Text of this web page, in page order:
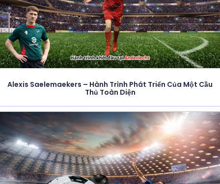
Alexis Saelemaekers – Hành Trình Phát Triển Của Một Cầu
Thủ Toàn Diện